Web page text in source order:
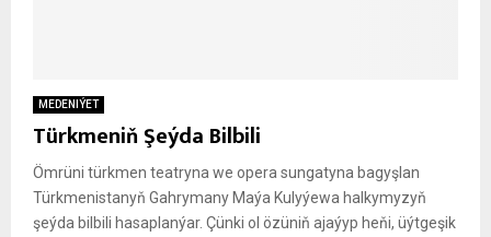
MEDENIÝET
Türkmeniň Şeýda Bilbili
Ömrüni türkmen teatryna we opera sungatyna bagyşlan
Türkmenistanyň Gahrymany Maýa Kulyýewa halkymyzyň
şeýda bilbili hasaplanýar. Çünki ol özüniň ajaýyp heňi, üýtgeşik